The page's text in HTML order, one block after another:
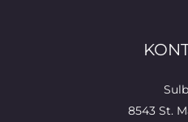
Sulb
8543 St.